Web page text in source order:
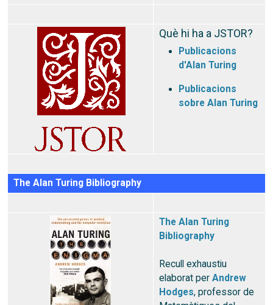
Què hi ha a JSTOR?
Publicacions
d'Alan Turing
Publicacions
sobre Alan Turing
The Alan Turing Bibliography
The Alan Turing
Bibliography
Recull exhaustiu
elaborat per Andrew
Hodges, professor de